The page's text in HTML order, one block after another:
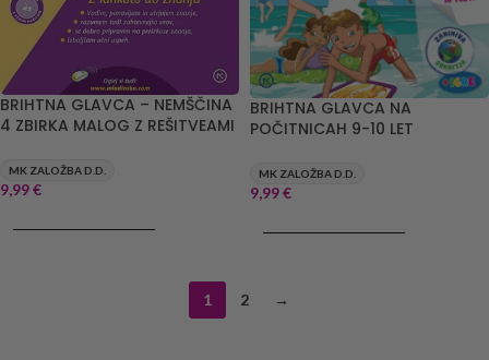
BRIHTNA GLAVCA – NEMŠČINA
4 ZBIRKA MALOG Z REŠITVEAMI
MK ZALOŽBA D.D.
9,99€
BRIHTNA GLAVCA NA
POČITNICAH 9-10 LET
MK ZALOŽBA D.D.
9,99€
1 2 →